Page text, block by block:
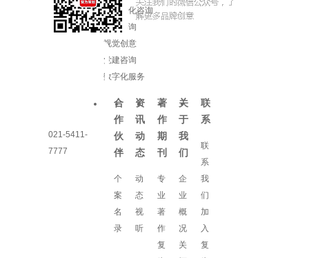
021-5411-
7777
企业文化咨询
增长咨询
视觉创意
党建咨询
数字化服务
合
作
伙
伴
个
案
名
录
资
讯
动
态
动
态
视
听
著
作
期
刊
专
业
著
作
复
关
于
我
们
企
业
概
况
关
联
系
联
系
我
们
加
入
复